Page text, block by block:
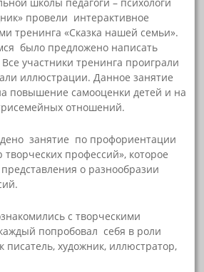
школы педагоги – психологи
провели интерактивное
тренинга «Сказка нашей семьи».
было предложено написать
участники тренинга проиграли
иллюстрации. Данное занятие
повышение самооценки детей и на
отношений.
занятие по профориентации
профессий», которое
о разнообразии
с творческими
попробовал себя в роли
писатель, художник, иллюстратор,